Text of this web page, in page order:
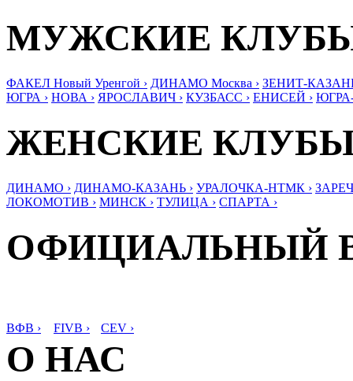
МУЖСКИЕ
ФАКЕЛ Новый Уренгой › ДИНАМО Москва › ЗЕНИТ-
ЮГРА › НОВА › ЯРОСЛАВИЧ › КУЗБАСС › ЕНИСЕЙ ›
ЖЕНСКИЕ
ДИНАМО › ДИНАМО-КАЗАНЬ › УРАЛОЧКА-НТМК ›
ЛОКОМОТИВ › МИНСК › ТУЛИЦА › СПАРТА ›
ОФИЦИАЛЬНЫЙ
ВФВ › FIVB › CEV ›
О НАС